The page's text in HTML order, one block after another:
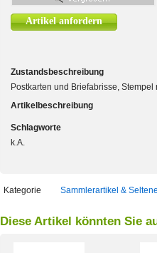
Artikel anfordern
Zustandsbeschreibung
Postkarten und Briefabrisse, Stempel
Artikelbeschreibung
Schlagworte
k.A.
Kategorie Sammlerartikel &
Diese Artikel könnten Sie